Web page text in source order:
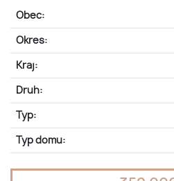
Obec:
Okres:
Kraj:
Druh:
Typ:
Typ domu: